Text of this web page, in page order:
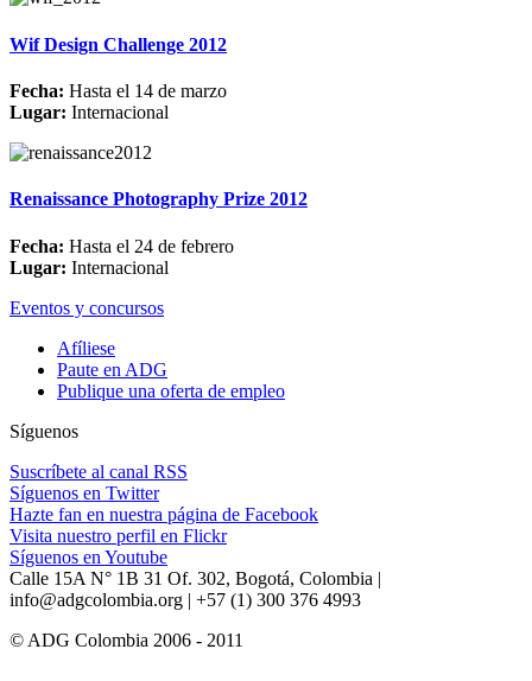
Wif Design Challenge 2012
Fecha: Hasta el 14 de marzo
Lugar: Internacional
Renaissance Photography Prize 2012
Fecha: Hasta el 24 de febrero
Lugar: Internacional
Eventos y concursos
Afíliese
Paute en ADG
Publique una oferta de empleo
Síguenos
Suscríbete al canal RSS
Síguenos en Twitter
Hazte fan en nuestra página de Facebook
Visita nuestro perfil en Flickr
Síguenos en Youtube
Calle 15A N° 1B 31 Of. 302, Bogotá, Colombia |
info@adgcolombia.org | +57 (1) 300 376 4993
© ADG Colombia 2006 - 2011